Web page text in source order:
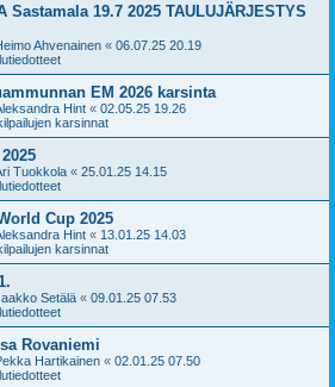
Sastamala 19.7 2025 TAULUJÄRJESTYS
Ahvenainen « 06.07.25 20.19
EM 2026 karsinta
Hint « 02.05.25 19.26
karsinnat
Tuokkola « 25.01.25 14.15
Cup 2025
Hint « 13.01.25 14.03
karsinnat
Setälä « 09.01.25 07.53
Rovaniemi
Hartikainen « 02.01.25 07.50